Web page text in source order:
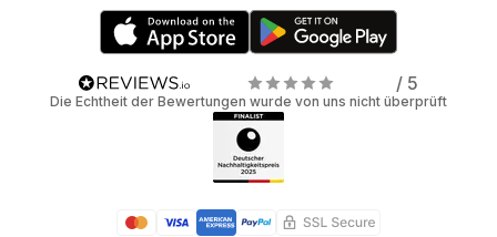
/ 5
Die Echtheit der Bewertungen wurde von uns nicht überprüft